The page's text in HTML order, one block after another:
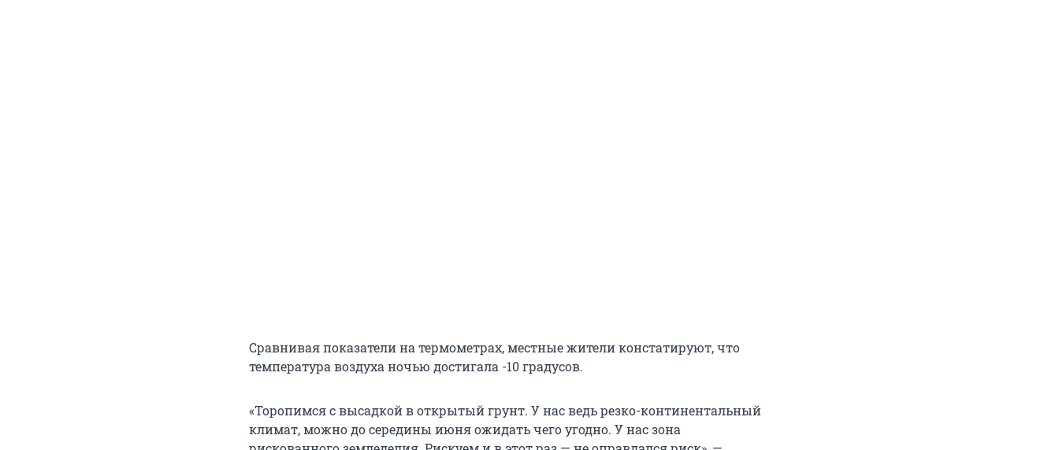
Сравнивая показатели на термометрах, местные жители констатируют, что
температура воздуха ночью достигала -10 градусов.
«Торопимся с высадкой в открытый грунт. У нас ведь резко-континентальный
климат, можно до середины июня ожидать чего угодно. У нас зона